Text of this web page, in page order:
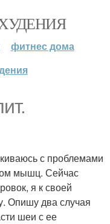
фитнес дома
с проблемами
мышц. Сейчас
я к своей
Опишу два случая
шеи с ее